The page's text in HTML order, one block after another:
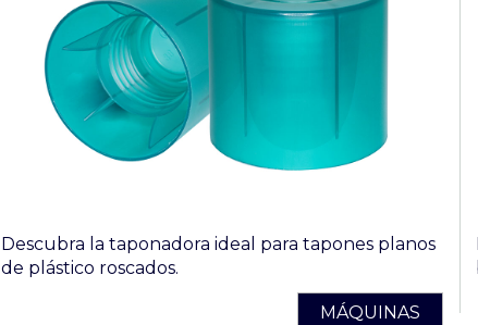
Descubra la taponadora ideal para tapones planos
de plástico roscados.
MÁQUINAS